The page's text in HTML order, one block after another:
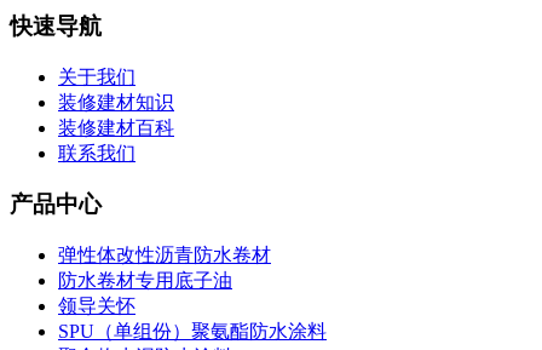
快速导航
关于我们
装修建材知识
装修建材百科
联系我们
产品中心
弹性体改性沥青防水卷材
防水卷材专用底子油
领导关怀
SPU（单组份）聚氨酯防水涂料